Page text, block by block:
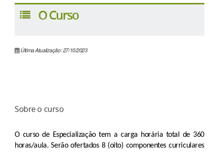
O Curso
Última Atualização: 27/10/2023
Sobre o curso
O curso de Especialização tem a carga horária total de 360
horas/aula. Serão ofertados 8 (oito) componentes curriculares